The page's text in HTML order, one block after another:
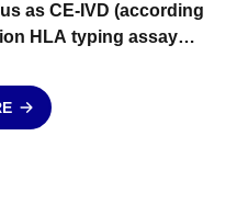
as CE-IVD (according
HLA typing assay
HLA genes....